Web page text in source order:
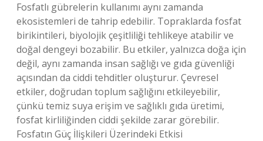
Fosfatlı gübrelerin kullanımı aynı zamanda
ekosistemleri de tahrip edebilir. Topraklarda fosfat
birikintileri, biyolojik çeşitliliği tehlikeye atabilir ve
doğal dengeyi bozabilir. Bu etkiler, yalnızca doğa için
değil, aynı zamanda insan sağlığı ve gıda güvenliği
açısından da ciddi tehditler oluşturur. Çevresel
etkiler, doğrudan toplum sağlığını etkileyebilir,
çünkü temiz suya erişim ve sağlıklı gıda üretimi,
fosfat kirliliğinden ciddi şekilde zarar görebilir.
Fosfatın Güç İlişkileri Üzerindeki Etkisi